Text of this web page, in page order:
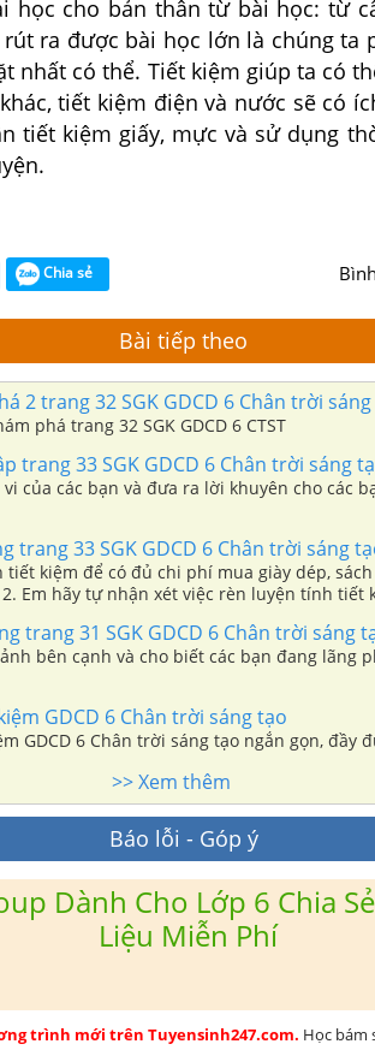
học cho bản thân từ bài học: từ
rút ra được bài học lớn là chúng ta
nhất có thể. Tiết kiệm giúp ta có
tiết kiệm điện và nước sẽ có
tiết kiệm giấy, mực và sử dụng
Chia sẻ
Bài tiếp theo
2 trang 32 SGK GDCD 6 Chân trời
phá trang 32 SGK GDCD 6 CTST
trang 33 SGK GDCD 6 Chân trời sáng
của các bạn và đưa ra lời khuyên cho các
trang 33 SGK GDCD 6 Chân trời sáng
tiết kiệm để có đủ chi phí mua giày dép,
Em hãy tự nhận xét việc rèn luyện tính tiết
trang 31 SGK GDCD 6 Chân trời sáng
bên cạnh và cho biết các bạn đang lãng
GDCD 6 Chân trời sáng tạo
GDCD 6 Chân trời sáng tạo ngắn gọn, đầy
>> Xem thêm
Báo lỗi - Góp ý
Dành Cho Lớp 6 Chia
Liệu Miễn Phí
trình mới trên Tuyensinh247.com. Học bám